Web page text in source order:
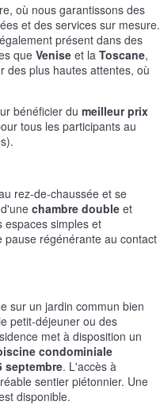
où nous garantissons des
et des services sur mesure.
présent dans des
que Venise et la Toscane,
des plus hautes attentes, où
bénéficier du meilleur prix
tous les participants au
rez-de-chaussée et se
chambre double et
espaces simples et
pause régénérante au contact
sur un jardin commun bien
petit-déjeuner ou des
met à disposition un
condominiale
septembre. L'accès à
sentier piétonnier. Une
disponible.